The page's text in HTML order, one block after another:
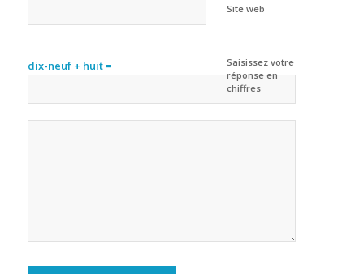
Site web
Saisissez votre
réponse en
chiffres
dix-neuf + huit =